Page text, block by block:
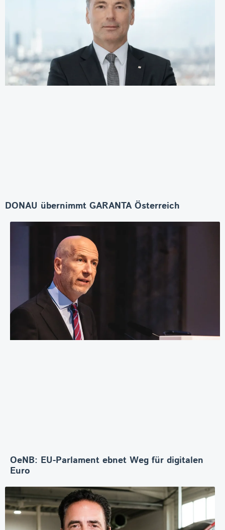
DONAU übernimmt GARANTA Österreich
OeNB: EU-Parlament ebnet Weg für digitalen
Euro